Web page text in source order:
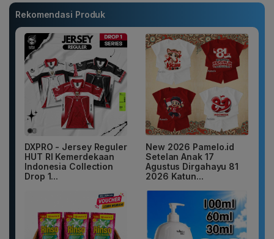
Rekomendasi Produk
DXPRO - Jersey Reguler
HUT RI Kemerdekaan
Indonesia Collection
Drop 1...
New 2026 Pamelo.id
Setelan Anak 17
Agustus Dirgahayu 81
2026 Katun...